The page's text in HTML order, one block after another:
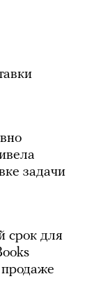
задачи
срок для